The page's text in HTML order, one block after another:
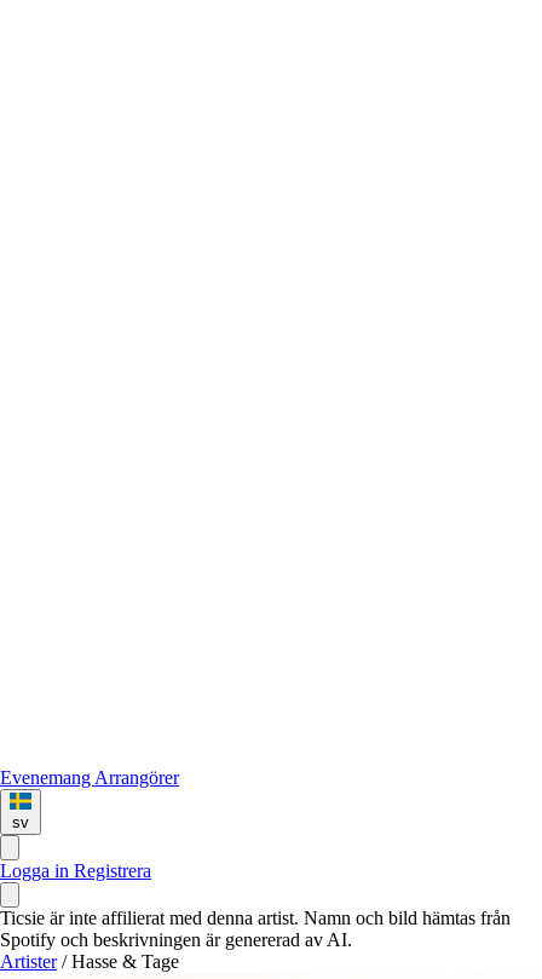
Evenemang Arrangörer
sv
Logga in Registrera
Ticsie är inte affilierat med denna artist. Namn och bild hämtas från
Spotify och beskrivningen är genererad av AI.
Artister / Hasse & Tage